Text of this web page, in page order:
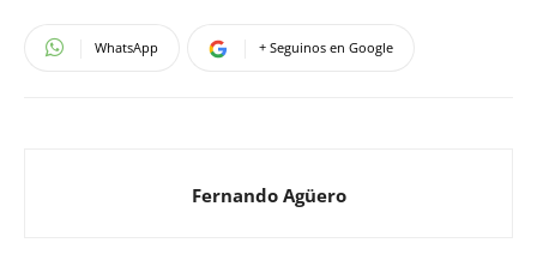
WhatsApp + Seguinos en Google
Fernando Agüero